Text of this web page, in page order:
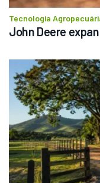
Tecnologia
John Deere